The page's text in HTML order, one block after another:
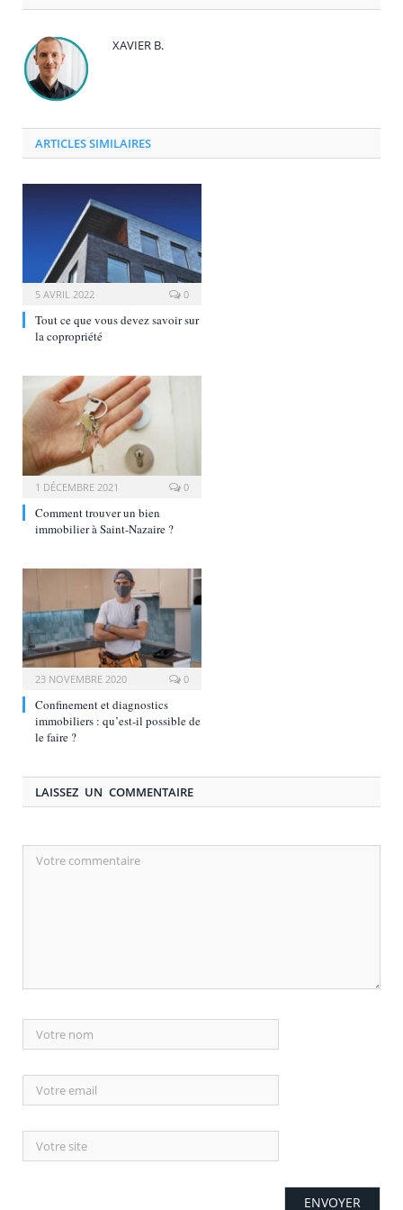
XAVIER B.
ARTICLES SIMILAIRES
5 AVRIL 2022 0
Tout ce que vous devez savoir sur
la copropriété
1 DÉCEMBRE 2021 0
Comment trouver un bien
immobilier à Saint-Nazaire ?
23 NOVEMBRE 2020 0
Confinement et diagnostics
immobiliers : qu’est-il possible de
le faire ?
LAISSEZ UN COMMENTAIRE